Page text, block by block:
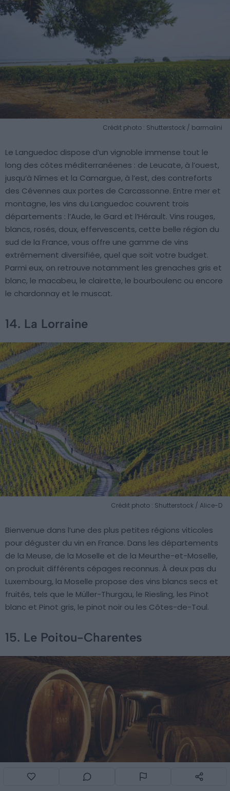
Crédit photo : Shutterstock / barmalini
Le Languedoc dispose d’un vignoble immense tout le
long des côtes méditerranéenes : de Leucate, à l’ouest,
jusqu’à Nîmes et la Camargue, à l’est, des contreforts
des Cévennes aux portes de Carcassonne. Entre mer et
montagne, les vins du Languedoc couvrent trois
départements : l’Aude, le Gard et l’Hérault. Vins rouges,
blancs, rosés, doux, effervescents, cette belle région du
sud de la France, vous offre une gamme de vins
extrêmement diversifiée, quel que soit votre budget.
Parmi eux, on retrouve notamment les grenaches gris et
blanc, le macabeu, le clairette, le bourboulenc ou encore
le chardonnay et le muscat.
14. La Lorraine
Crédit photo : Shutterstock / Alice-D
Bienvenue dans l’une des plus petites régions viticoles
pour déguster du vin en France. Dans les départements
de la Meuse, de la Moselle et de la Meurthe-et-Moselle,
on produit différents cépages reconnus. À deux pas du
Luxembourg, la Moselle propose des vins blancs secs et
fruités, tels que le Müller-Thurgau, le Riesling, les Pinot
blanc et Pinot gris, le pinot noir ou les Côtes-de-Toul.
15. Le Poitou-Charentes